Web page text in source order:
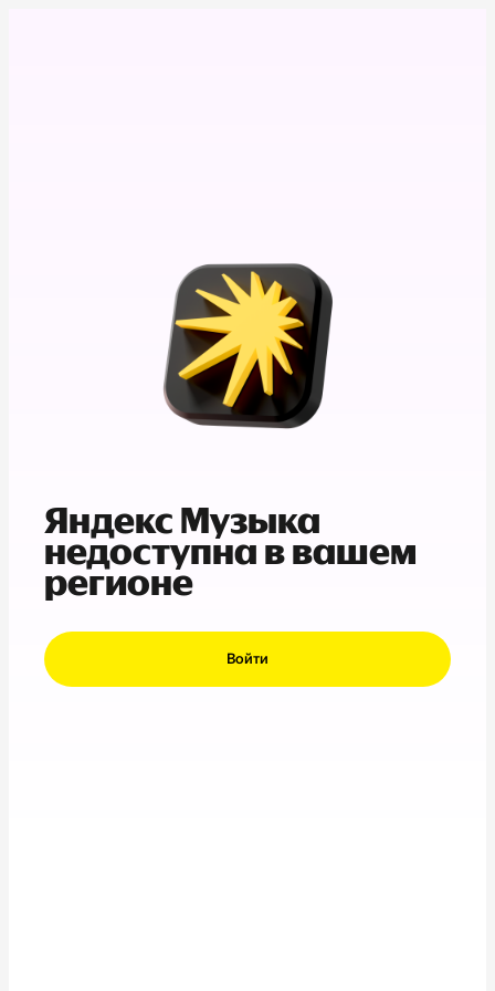
Яндекс Музыка
недоступна в вашем
регионе
Войти